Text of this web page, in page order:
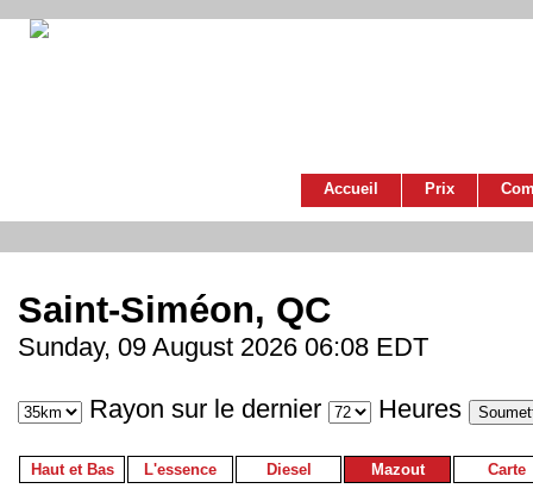
Accueil Prix
Saint-Siméon, QC
Sunday, 09 August 2026 06:08 EDT
Rayon sur le dernier Heures
Haut et Bas L'essence Diesel Mazout Carte